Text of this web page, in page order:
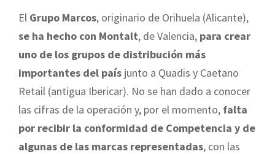
El Grupo Marcos, originario de Orihuela (Alicante),
se ha hecho con Montalt, de Valencia, para crear
uno de los grupos de distribución más
importantes del país junto a Quadis y Caetano
Retail (antigua Ibericar). No se han dado a conocer
las cifras de la operación y, por el momento, falta
por recibir la conformidad de Competencia y de
algunas de las marcas representadas, con las